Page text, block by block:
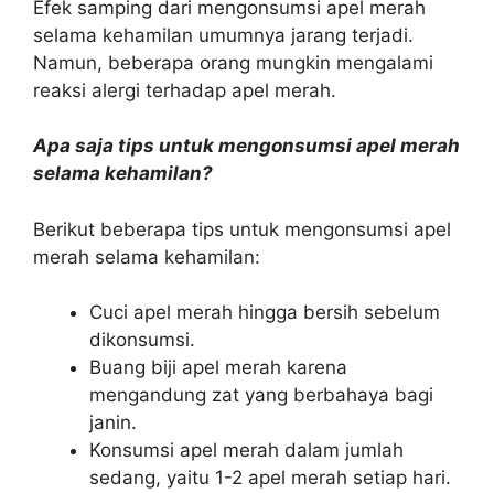
Efek samping dari mengonsumsi apel merah
selama kehamilan umumnya jarang terjadi.
Namun, beberapa orang mungkin mengalami
reaksi alergi terhadap apel merah.
Apa saja tips untuk mengonsumsi apel merah
selama kehamilan?
Berikut beberapa tips untuk mengonsumsi apel
merah selama kehamilan:
Cuci apel merah hingga bersih sebelum
dikonsumsi.
Buang biji apel merah karena
mengandung zat yang berbahaya bagi
janin.
Konsumsi apel merah dalam jumlah
sedang, yaitu 1-2 apel merah setiap hari.